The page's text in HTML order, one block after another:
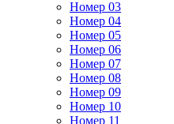
Номер 03
Номер 04
Номер 05
Номер 06
Номер 07
Номер 08
Номер 09
Номер 10
Номер 11